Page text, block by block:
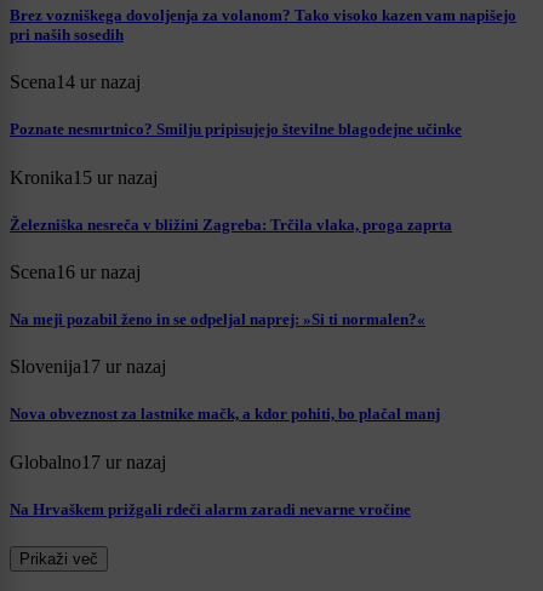
Brez vozniškega dovoljenja za volanom? Tako visoko kazen vam napišejo
pri naših sosedih
Scena14 ur nazaj
Poznate nesmrtnico? Smilju pripisujejo številne blagodejne učinke
Kronika15 ur nazaj
Železniška nesreča v bližini Zagreba: Trčila vlaka, proga zaprta
Scena16 ur nazaj
Na meji pozabil ženo in se odpeljal naprej: »Si ti normalen?«
Slovenija17 ur nazaj
Nova obveznost za lastnike mačk, a kdor pohiti, bo plačal manj
Globalno17 ur nazaj
Na Hrvaškem prižgali rdeči alarm zaradi nevarne vročine
Prikaži več